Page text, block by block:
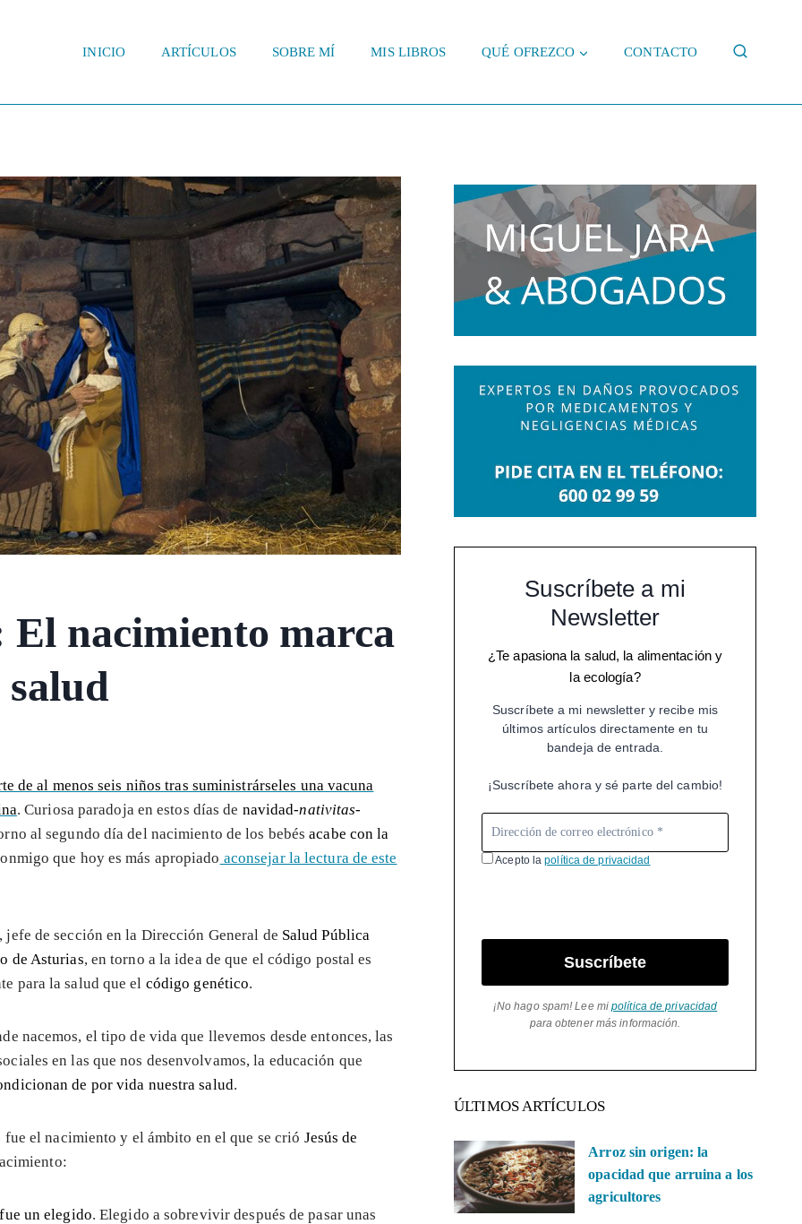
INICIO ARTÍCULOS SOBRE MÍ MIS LIBROS QUÉ OFREZCO CONTACTO
El nacimiento marca
de al menos seis niños tras suministrárseles una vacuna
. Curiosa paradoja en estos días de navidad-nativitas-
al segundo día del nacimiento de los bebésacabe con la
que hoy es más apropiado aconsejar la lectura de este
jefe de sección en la Dirección General de Salud Pública
de Asturias, en torno a la idea de que el código postal es
para la salud que el código genético.
nacemos, el tipo de vida que llevemos desde entonces, las
en las que nos desenvolvamos, la educación que
de por vida nuestra salud.
el nacimiento y el ámbito en el que se crió Jesús de
un elegido. Elegido a sobrevivir después de pasar unas
Suscríbete a mi
Newsletter
¿Te apasiona la salud, la alimentación y
la ecología?
Suscríbete a mi newsletter y recibe mis
últimos artículos directamente en tu
bandeja de entrada.
¡Suscríbete ahora y sé parte del cambio!
Acepto lapolítica de privacidad
Suscríbete
¡No hago spam! Lee mipolítica de privacidad
para obtener más información.
ÚLTIMOS ARTÍCULOS
Arroz sin origen: la
opacidad que arruina a los
agricultores